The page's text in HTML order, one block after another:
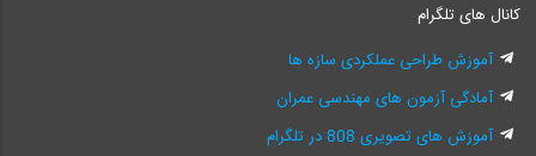
کانال های تلگرام
آموزش طراحی عملکردی سازه ها
آمادگی آزمون های مهندسی عمران
آموزش های تصویری 808 در تلگرام